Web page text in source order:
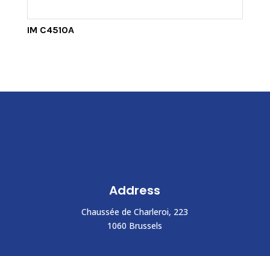
IM C4510A
Address
Chaussée de Charleroi, 223
1060 Brussels